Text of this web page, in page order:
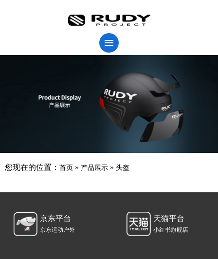
您现在的位置： 首页 » 产品展示 » 头盔
京东平台
京东运动户外
天猫平台
小红书旗舰店